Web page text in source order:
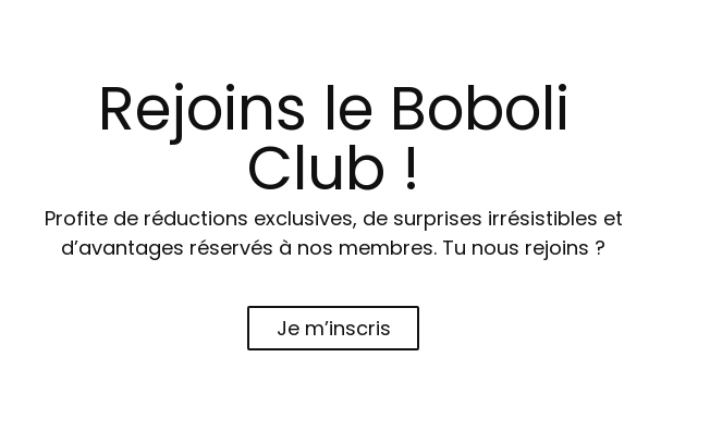
Rejoins le Boboli
Club !
Profite de réductions exclusives, de surprises irrésistibles et
d’avantages réservés à nos membres. Tu nous rejoins ?
Je m’inscris